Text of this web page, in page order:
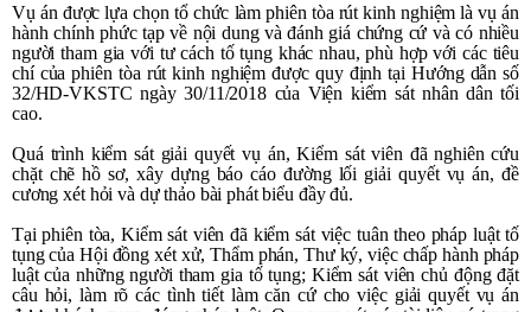
Vụ án được lựa chọn tổ chức làm phiên tòa rút kinh nghiệm là vụ án
hành chính phức tạp về nội dung và đánh giá chứng cứ và có nhiều
người tham gia với tư cách tố tụng khác nhau,phù hợp với các tiêu
chí của phiên tòa rút kinh nghiệm được quy định tại Hướng dẫn số
32/HD-VKSTC ngày 30/11/2018 của Viện kiểm sát nhân dân tối
cao.
Quá trình kiểm sát giải quyết vụ án, Kiểm sát viên đã nghiên cứu
chặt chẽ hồ sơ, xây dựng báo cáo đường lối giải quyết vụ án, đề
cương xét hỏi và dự thảo bài phát biểu đầy đủ.
Tại phiên tòa, Kiểm sát viên đã kiểm sát việc tuân theo pháp luật tố
tụng của Hội đồng xét xử, Thẩm phán, Thư ký, việc chấp hành pháp
luật của những người tham gia tố tụng; Kiểm sát viên chủ độngđặt
câu hỏi, làm rõ các tình tiết làm căn cứ cho việc giải quyết vụ án